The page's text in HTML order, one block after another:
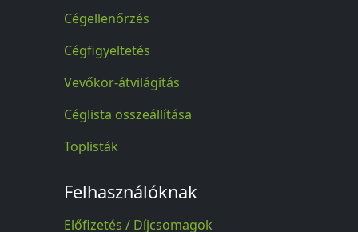
Cégellenőrzés
Cégfigyeltetés
Vevőkör-átvilágítás
Céglista összeállítása
Toplisták
Felhasználóknak
Előfizetés / Díjcsomagok